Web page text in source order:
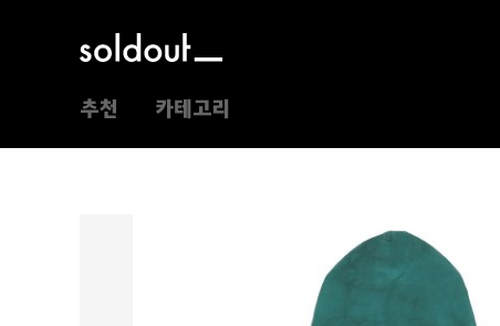
추천 카테고리